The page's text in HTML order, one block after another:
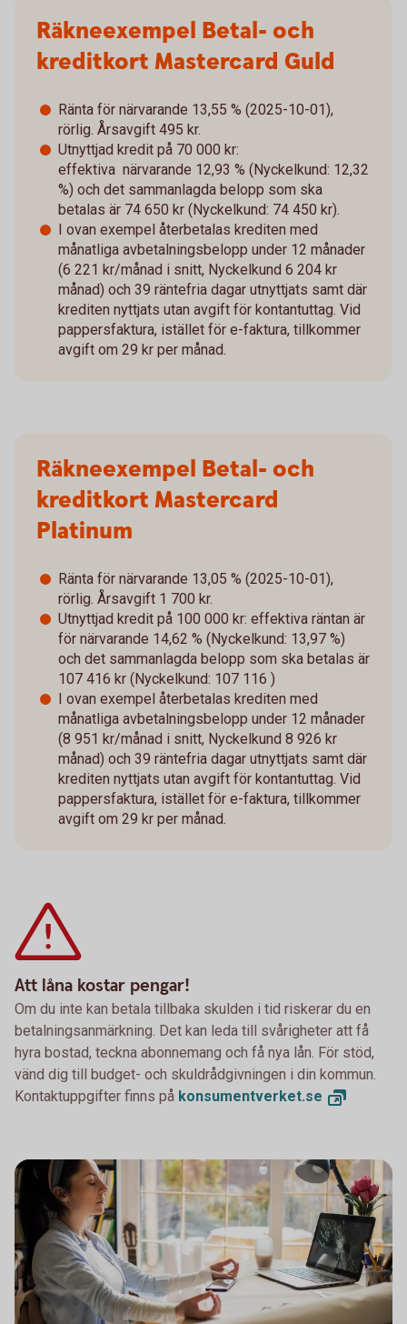
Räkneexempel Betal- och
kreditkort Mastercard Guld
Ränta för närvarande 13,55 % (2025-10-01),
rörlig. Årsavgift 495 kr.
Utnyttjad kredit på 70 000 kr:
effektiva närvarande 12,93 % (Nyckelkund: 12,32
%) och det sammanlagda belopp som ska
betalas är 74 650 kr (Nyckelkund: 74 450 kr).
I ovan exempel återbetalas krediten med
månatliga avbetalningsbelopp under 12 månader
(6 221 kr/månad i snitt, Nyckelkund 6 204 kr
månad) och 39 räntefria dagar utnyttjats samt där
krediten nyttjats utan avgift för kontantuttag. Vid
pappersfaktura, istället för e-faktura, tillkommer
avgift om 29 kr per månad.
Räkneexempel Betal- och
kreditkort Mastercard
Platinum
Ränta för närvarande 13,05 % (2025-10-01),
rörlig. Årsavgift 1 700 kr.
Utnyttjad kredit på 100 000 kr: effektiva räntan är
för närvarande 14,62 % (Nyckelkund: 13,97 %)
och det sammanlagda belopp som ska betalas är
107 416 kr (Nyckelkund: 107 116 )
I ovan exempel återbetalas krediten med
månatliga avbetalningsbelopp under 12 månader
(8 951 kr/månad i snitt, Nyckelkund 8 926 kr
månad) och 39 räntefria dagar utnyttjats samt där
krediten nyttjats utan avgift för kontantuttag. Vid
pappersfaktura, istället för e-faktura, tillkommer
avgift om 29 kr per månad.
Att låna kostar pengar!
Om du inte kan betala tillbaka skulden i tid riskerar du en
betalningsanmärkning. Det kan leda till svårigheter att få
hyra bostad, teckna abonnemang och få nya lån. För stöd,
vänd dig till budget- och skuldrådgivningen i din kommun.
Kontaktuppgifter finns på konsumentverket.se